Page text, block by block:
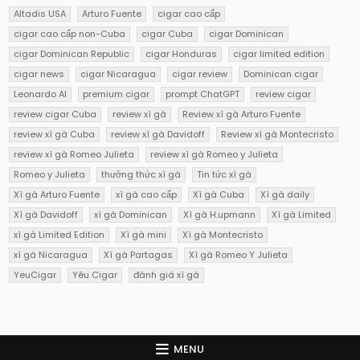
Altadis USA Arturo Fuente
cigar cao cấp
cigar cao cấp non-Cuba
cigar Cuba
cigar Dominican
cigar Dominican Republic
cigar Honduras
cigar limited edition
cigar news
cigar Nicaragua cigar review
Dominican cigar
Leonardo AI
premium cigar prompt ChatGPT
review cigar
review cigar Cuba
review xì gà
Review xì gà Arturo Fuente
review xì gà Cuba
review xì gà Davidoff
Review xì gà Montecristo
review xì gà Romeo Julieta
review xì gà Romeo y Julieta
Romeo y Julieta
thưởng thức xì gà
Tin tức xì gà
Xì gà Arturo Fuente
xì gà cao cấp Xì gà Cuba
Xì gà daily
Xì gà Davidoff
xì gà Dominican Xì gà H.upmann
Xì gà Limited
xì gà Limited Edition
Xì gà mini
Xì gà Montecristo
xì gà Nicaragua
Xì gà Partagas
Xì gà Romeo Y Julieta
YeuCigar
Yêu Cigar đánh giá xì gà
MENU